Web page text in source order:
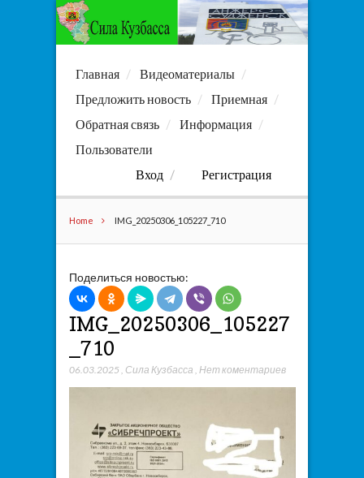
Главная
Видеоматериалы
Предложить новость
Приемная
Обратная связь
Информация
Пользователи
Вход
Регистрация
Home IMG_20250306_105227_710
Поделиться новостью:
IMG_20250306_105227
_710
06.03.2025 Сила Кузбасса Нет коментариев